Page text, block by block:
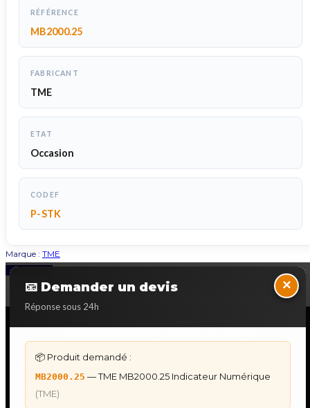
RÉFÉRENCE
MB2000.25
FABRICANT
TME
ETAT
Occasion
CODEF
P-STK
Marque : TME
📧 Demander un devis
Réponse sous 24h
×
📦 Produit demandé :
MB2000.25 — TME MB2000.25 Indicateur Numérique
(TME)
Back to Top
DÉPANNAGE AUTOMATES
Dépannage Schneider Modicon